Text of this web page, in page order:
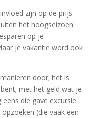
zijn op de prijs
het hoogseizoen
op je
je vakantie word ook
door; het is
met het geld wat je
die gave excursie
(die vaak een